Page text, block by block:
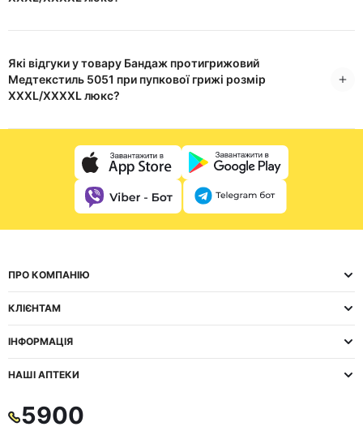
Які відгуки у товару Бандаж протигрижовий
Медтекстиль 5051 при пупкової грижі розмір
XXXL/XXXXL люкс?
ПРО КОМПАНІЮ
КЛІЄНТАМ
ІНФОРМАЦІЯ
НАШІ АПТЕКИ
5900